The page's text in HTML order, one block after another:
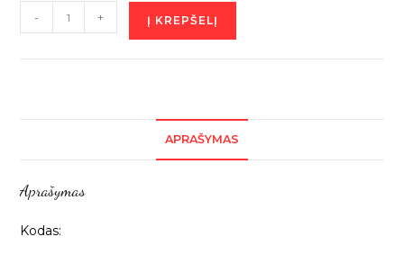
produkto
kiekis:
- + Į KREPŠELĮ
APRAŠYMAS
Aprašymas
Kodas: